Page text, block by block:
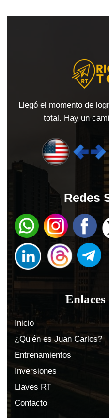
Llegó el momento de
total. Hay un
Redes
Inicio
¿Quién es Juan Carlos?
Entrenamientos
Inversiones
Llaves RT
Contacto